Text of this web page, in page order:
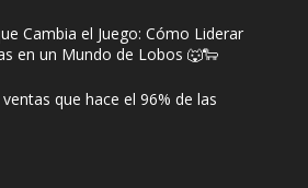
Cambia el Juego: Cómo Liderar
en un Mundo de Lobos 🐺🐑
que hace el 96% de las